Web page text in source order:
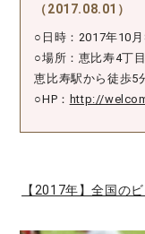
（2017.08.01）
○日時：2017年10
○場所：恵比寿4丁
恵比寿駅から徒歩5
○HP： http://
【2017年】全国の